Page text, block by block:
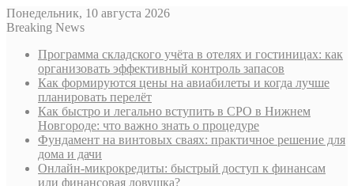
Понедельник, 10 августа 2026
Breaking News
Программа складского учёта в отелях и гостиницах: как
организовать эффективный контроль запасов
Как формируются цены на авиабилеты и когда лучше
планировать перелёт
Как быстро и легально вступить в СРО в Нижнем
Новгороде: что важно знать о процедуре
Фундамент на винтовых сваях: практичное решение для
дома и дачи
Онлайн-микрокредиты: быстрый доступ к финансам
или финансовая ловушка?